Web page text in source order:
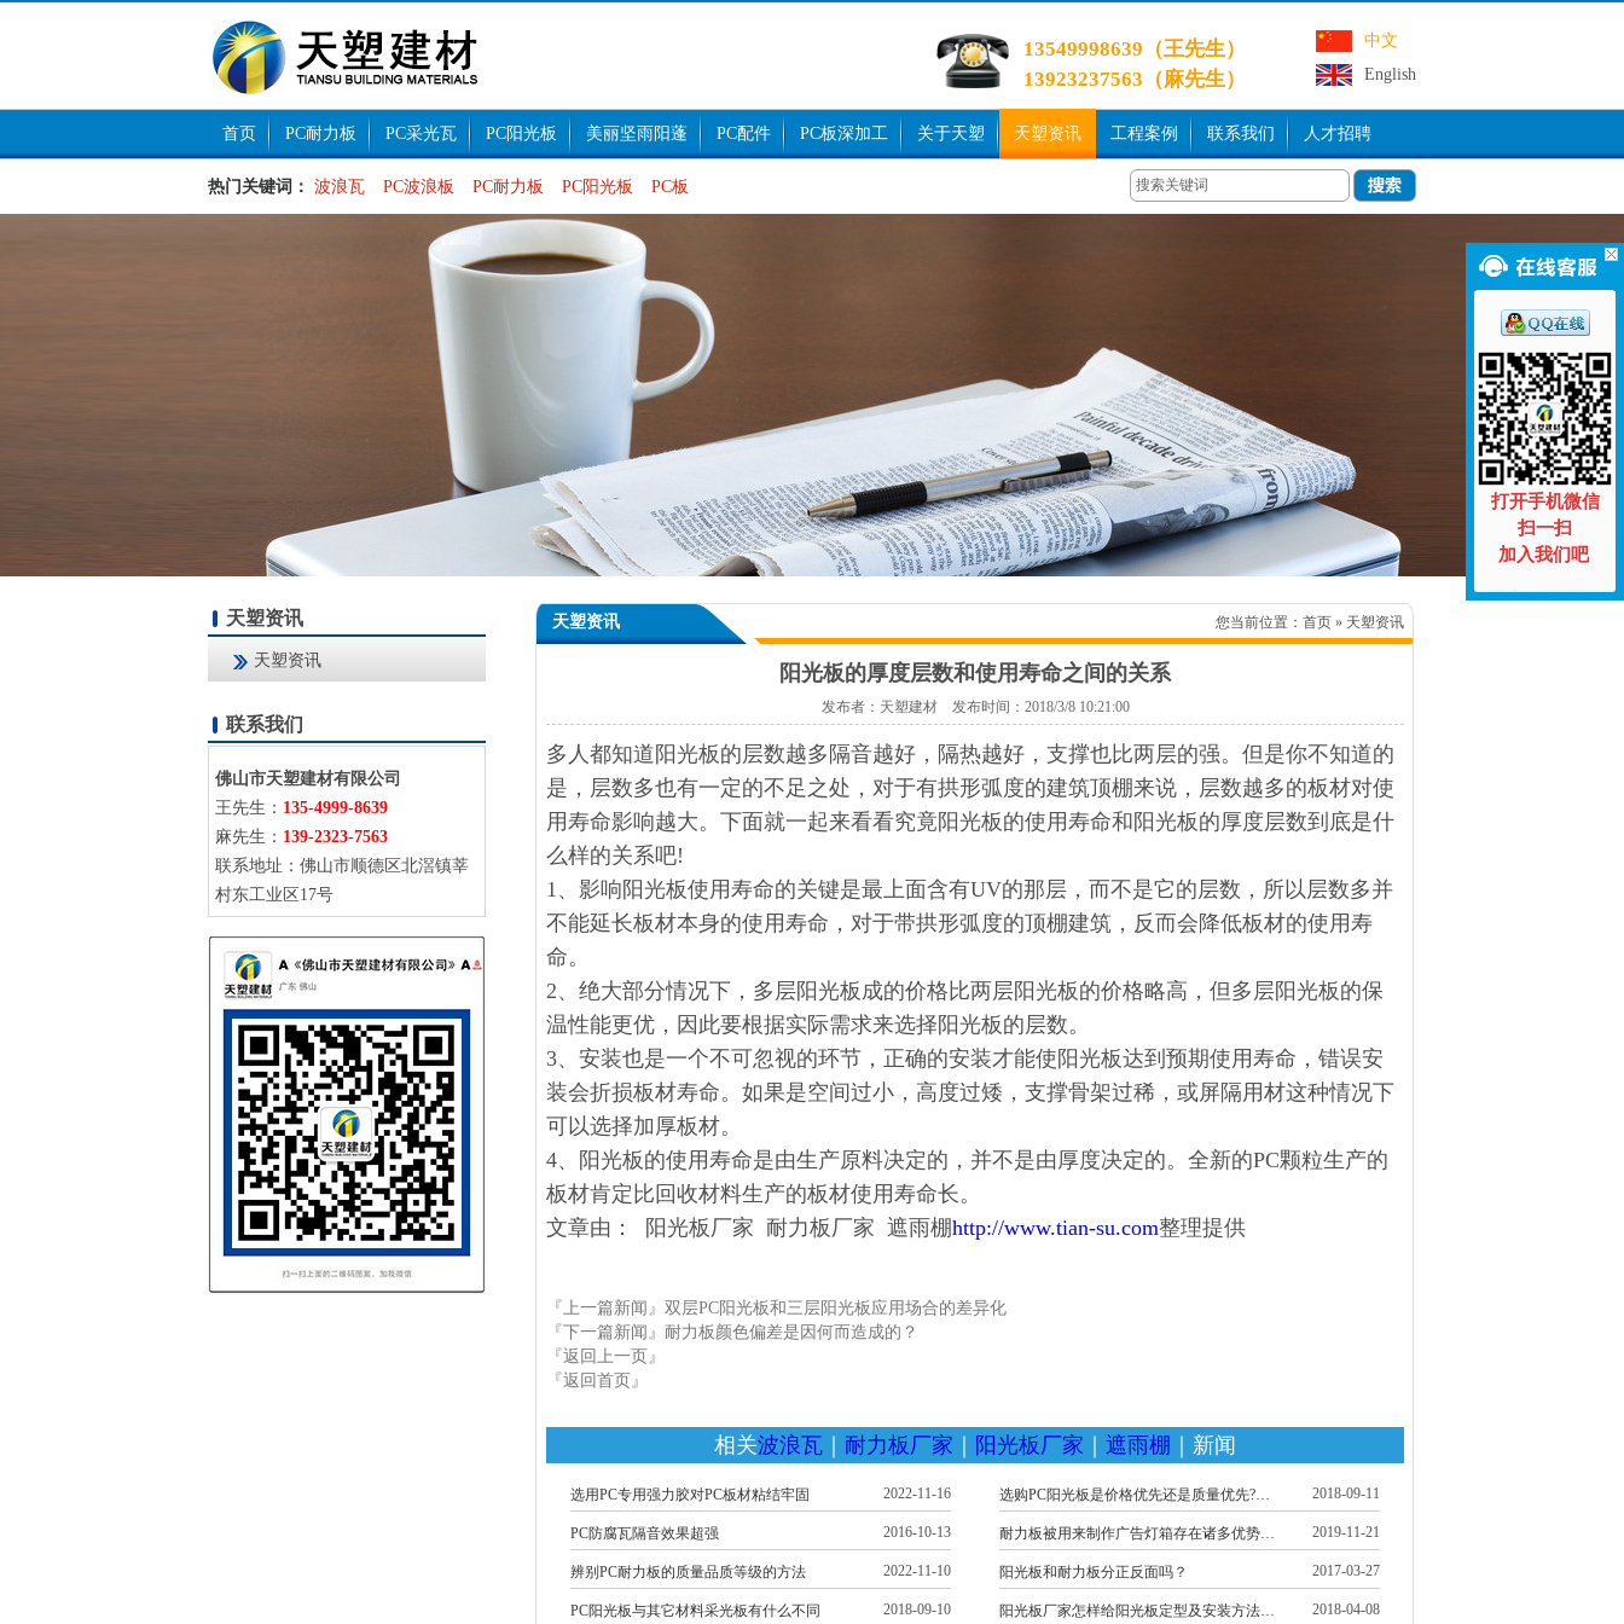
中文
English
13549998639（王先生）
13923237563（麻先生）
首页 PC耐力板 PC采光瓦 PC阳光板 美丽坚雨阳蓬 PC配件 PC板深加工 关于天塑 天塑资讯 工程案例 联系我们 人才招聘
热门关键词： 波浪瓦 PC波浪板 PC耐力板 PC阳光板 PC板
天塑资讯
天塑资讯
联系我们
佛山市天塑建材有限公司
王先生： 135-4999-8639
麻先生： 139-2323-7563
联系地址：佛山市顺德区北滘镇莘
村东工业区17号
天塑资讯 您当前位置： 首页 » 天塑资讯
阳光板的厚度层数和使用寿命之间的关系
发布者：天塑建材 发布时间：2018/3/8 10:21:00
多人都知道阳光板的层数越多隔音越好，隔热越好，支撑也比两层的强。但是你不知道的
是，层数多也有一定的不足之处，对于有拱形弧度的建筑顶棚来说，层数越多的板材对使
用寿命影响越大。下面就一起来看看究竟阳光板的使用寿命和阳光板的厚度层数到底是什
么样的关系吧!
1、影响阳光板使用寿命的关键是最上面含有UV的那层，而不是它的层数，所以层数多并
不能延长板材本身的使用寿命，对于带拱形弧度的顶棚建筑，反而会降低板材的使用寿
命。
2、绝大部分情况下，多层阳光板成的价格比两层阳光板的价格略高，但多层阳光板的保
温性能更优，因此要根据实际需求来选择阳光板的层数。
3、安装也是一个不可忽视的环节，正确的安装才能使阳光板达到预期使用寿命，错误安
装会折损板材寿命。如果是空间过小，高度过矮，支撑骨架过稀，或屏隔用材这种情况下
可以选择加厚板材。
4、阳光板的使用寿命是由生产原料决定的，并不是由厚度决定的。全新的PC颗粒生产的
板材肯定比回收材料生产的板材使用寿命长。
文章由： 阳光板厂家 耐力板厂家 遮雨棚http://www.tian-su.com整理提供
『上一篇新闻』 双层PC阳光板和三层阳光板应用场合的差异化
『下一篇新闻』 耐力板颜色偏差是因何而造成的？
『返回上一页』
『返回首页』
相关波浪瓦 耐力板厂家 阳光板厂家 遮雨棚 ｜新闻
选用PC专用强力胶对PC板材粘结牢固 2022-11-16 选购PC阳光板是价格优先还是质量优先?… 2018-09-11
PC防腐瓦隔音效果超强 2016-10-13 耐力板被用来制作广告灯箱存在诸多优势… 2019-11-21
辨别PC耐力板的质量品质等级的方法 2022-11-10 阳光板和耐力板分正反面吗？ 2017-03-27
PC阳光板与其它材料采光板有什么不同 2018-09-10 阳光板厂家怎样给阳光板定型及安装方法… 2018-04-08
打开手机微信
扫一扫
加入我们吧